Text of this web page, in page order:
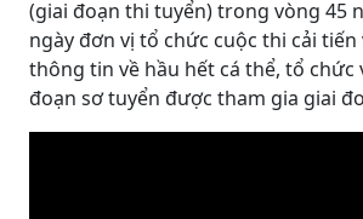
(giai đoạn thi tuyển) trong vòng 45
ngày đơn vị tổ chức cuộc thi cải
thông tin về hầu hết cá thể, tổ chức
đoạn sơ tuyển được tham gia giai